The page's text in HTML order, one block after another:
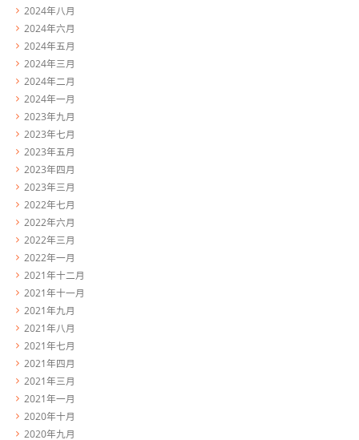
2024年八月
2024年六月
2024年五月
2024年三月
2024年二月
2024年一月
2023年九月
2023年七月
2023年五月
2023年四月
2023年三月
2022年七月
2022年六月
2022年三月
2022年一月
2021年十二月
2021年十一月
2021年九月
2021年八月
2021年七月
2021年四月
2021年三月
2021年一月
2020年十月
2020年九月